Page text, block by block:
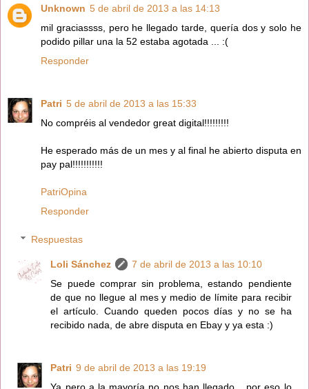
Unknown 5 de abril de 2013 a las 14:13
mil graciassss, pero he llegado tarde, quería dos y solo he
podido pillar una la 52 estaba agotada ... :(
Responder
Patri 5 de abril de 2013 a las 15:33
No compréis al vendedor great digital!!!!!!!!!
He esperado más de un mes y al final he abierto disputa en
pay pal!!!!!!!!!!!
PatriOpina
Responder
Respuestas
Loli Sánchez
7 de abril de 2013 a las 10:10
Se puede comprar sin problema, estando pendiente
de que no llegue al mes y medio de límite para recibir
el artículo. Cuando queden pocos días y no se ha
recibido nada, de abre disputa en Ebay y ya esta :)
Patri 9 de abril de 2013 a las 19:19